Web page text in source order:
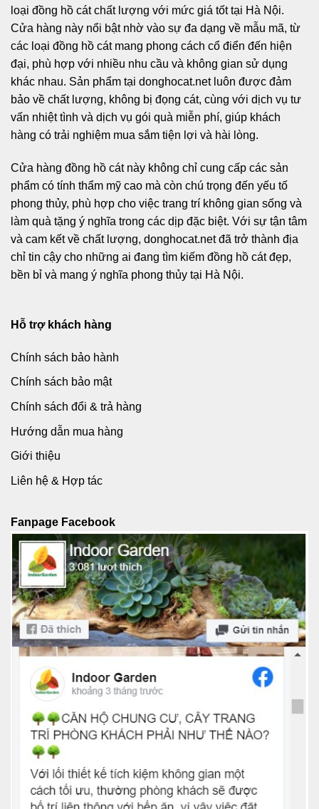
loại đồng hồ cát chất lượng với mức giá tốt tại Hà Nội.
Cửa hàng này nổi bật nhờ vào sự đa dạng về mẫu mã, từ
các loại đồng hồ cát mang phong cách cổ điển đến hiện
đại, phù hợp với nhiều nhu cầu và không gian sử dụng
khác nhau. Sản phẩm tại donghocat.net luôn được đảm
bảo về chất lượng, không bị đọng cát, cùng với dịch vụ tư
vấn nhiệt tình và dịch vụ gói quà miễn phí, giúp khách
hàng có trải nghiệm mua sắm tiện lợi và hài lòng.
Cửa hàng đồng hồ cát này không chỉ cung cấp các sản
phẩm có tính thẩm mỹ cao mà còn chú trọng đến yếu tố
phong thủy, phù hợp cho việc trang trí không gian sống và
làm quà tặng ý nghĩa trong các dịp đặc biệt. Với sự tận tâm
và cam kết về chất lượng, donghocat.net đã trở thành địa
chỉ tin cậy cho những ai đang tìm kiếm đồng hồ cát đẹp,
bền bỉ và mang ý nghĩa phong thủy tại Hà Nội.
Hỗ trợ khách hàng
Chính sách bảo hành
Chính sách bảo mật
Chính sách đổi & trả hàng
Hướng dẫn mua hàng
Giới thiệu
Liên hệ & Hợp tác
Fanpage Facebook